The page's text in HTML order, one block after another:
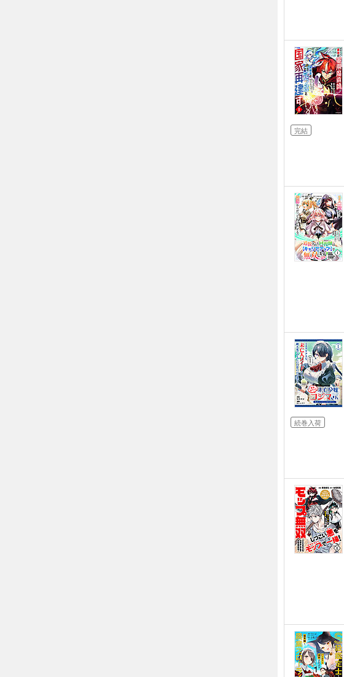
完結
続巻入荷